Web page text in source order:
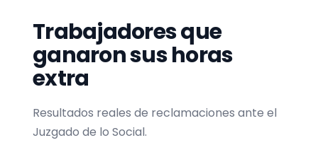
Trabajadores que
ganaron sus horas
extra
Resultados reales de reclamaciones ante el
Juzgado de lo Social.